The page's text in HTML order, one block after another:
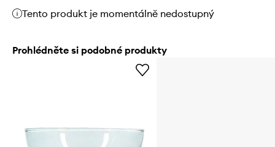
Tento produkt je momentálně nedostupný
Prohlédněte si podobné produkty